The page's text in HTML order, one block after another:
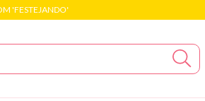
'FESTEJANDO'